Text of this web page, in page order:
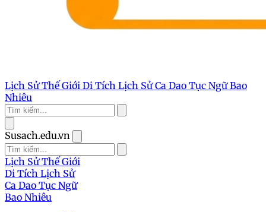
Lịch Sử Thế Giới Di Tích Lịch SửCa Dao Tục NgữBao
Nhiêu
Susach.edu.vn
Lịch Sử Thế Giới
Di Tích Lịch Sử
Ca Dao Tục Ngữ
Bao Nhiêu